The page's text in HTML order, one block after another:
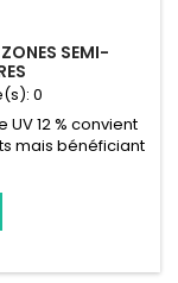
SEMI-
0
UV 12 % convient
mais bénéficiant
moyenne qui
espèces
: caméléons
juvéniles,